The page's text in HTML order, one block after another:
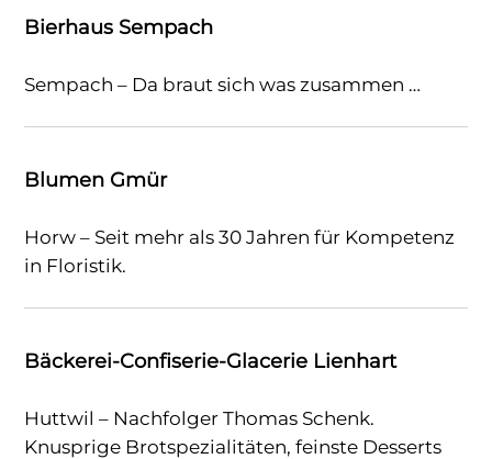
Bierhaus Sempach
Sempach – Da braut sich was zusammen …
Blumen Gmür
Horw – Seit mehr als 30 Jahren für Kompetenz
in Floristik.
Bäckerei-Confiserie-Glacerie Lienhart
Huttwil – Nachfolger Thomas Schenk.
Knusprige Brotspezialitäten, feinste Desserts